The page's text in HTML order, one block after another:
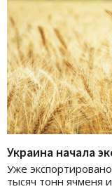
Украина начала
Уже
тысяч тонн ячменя